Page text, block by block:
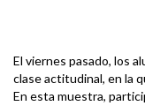
El viernes pasado, los
clase actitudinal, en la
En esta muestra,